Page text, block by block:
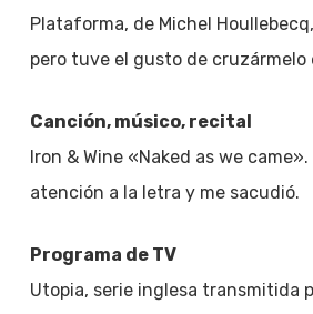
Plataforma, de Michel
pero tuve el gusto de cruzármelo
Canción, músico, recital
Iron & Wine «Naked as we
atención a la letra y me sacudió.
Programa de TV
Utopia, serie inglesa transmitida